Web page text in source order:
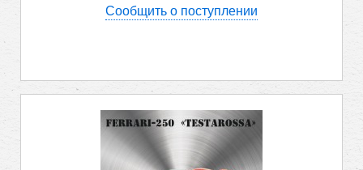
Сообщить о поступлении